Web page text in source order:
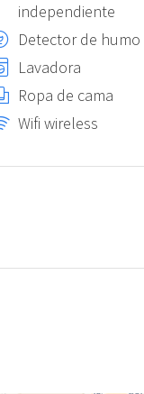
independiente
Detector de humo
Lavadora
Ropa de cama
Wifi wireless